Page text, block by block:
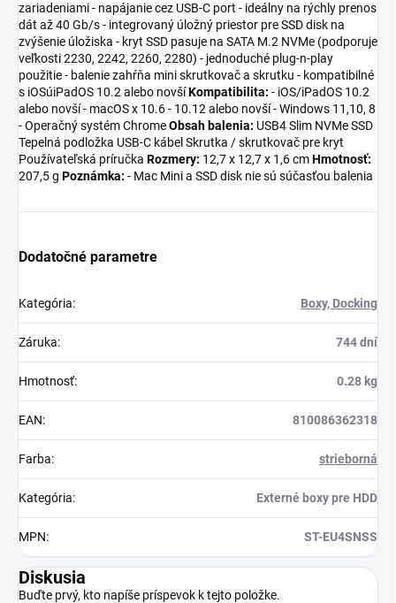
zariadeniami - napájanie cez USB-C port - ideálny na rýchly prenos
dát až 40 Gb/s - integrovaný úložný priestor pre SSD disk na
zvýšenie úložiska - kryt SSD pasuje na SATA M.2 NVMe (podporuje
veľkosti 2230, 2242, 2260, 2280) - jednoduché plug-n-play
použitie - balenie zahŕňa mini skrutkovač a skrutku - kompatibilné
s iOSúiPadOS 10.2 alebo novšíKompatibilita: - iOS/iPadOS 10.2
alebo novší - macOS x 10.6 - 10.12 alebo novší - Windows 11,10, 8
- Operačný systém ChromeObsah balenia: USB4 Slim NVMe SSD
Tepelná podložka USB-C kábel Skrutka / skrutkovač pre kryt
Používateľská príručka Rozmery: 12,7 x 12,7 x 1,6 cmHmotnosť:
207,5 g Poznámka: - Mac Mini a SSD disk nie sú súčasťou balenia
Dodatočné parametre
Kategória: Boxy, Docking
Záruka: 744 dní
Hmotnosť: 0.28 kg
EAN: 810086362318
Farba: strieborná
Kategória: Externé boxy pre HDD
MPN: ST-EU4SNSS
Diskusia
Buďte prvý, kto napíše príspevok k tejto položke.